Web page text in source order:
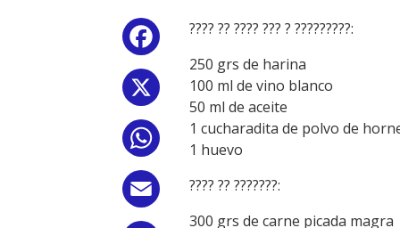
Facebook
WhatsApp
Email
???? ?? ???? ??? ? ?????????:
250 grs de harina
100 ml de vino blanco
50 ml de aceite
1 cucharadita de polvo de
1 huevo
???? ?? ???????:
300 grs de carne picada magra